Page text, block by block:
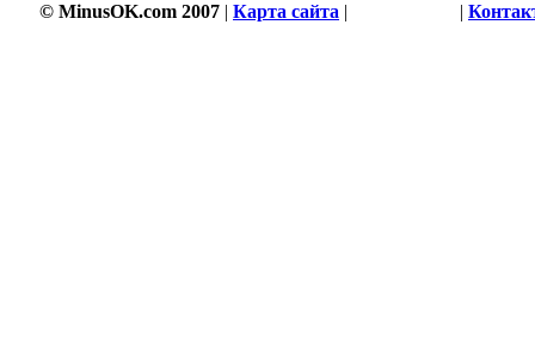
© MinusOK.com 2007 | Карта сайта | |